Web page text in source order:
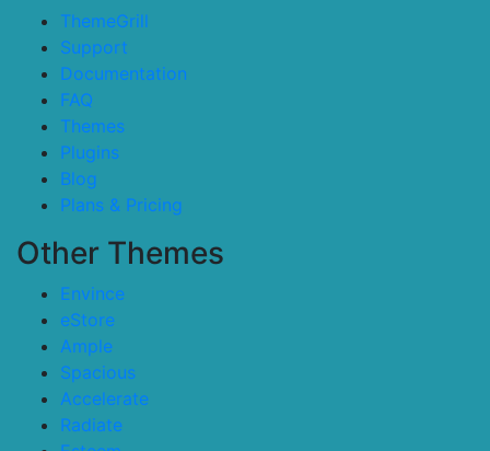
ThemeGrill
Support
Documentation
FAQ
Themes
Plugins
Blog
Plans & Pricing
Other Themes
Envince
eStore
Ample
Spacious
Accelerate
Radiate